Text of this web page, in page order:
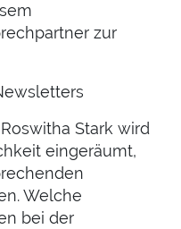
zur
Stark wird
eingeräumt,
Welche
bei der